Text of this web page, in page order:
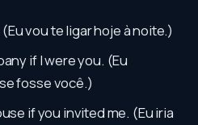
vou te ligar hoje à noite.)
if I were you. (Eu
fosse você.)
if you invited me. (Eu iria